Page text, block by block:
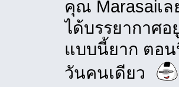
คุณ Marasaiเ
ได้บรรยากาศอ
แบบนี้ยาก ตอน
วันคนเดียว